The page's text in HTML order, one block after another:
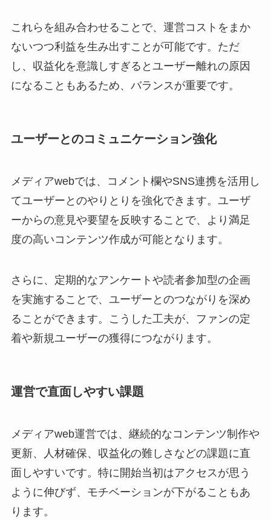
これらを組み合わせることで、運営コストをまか
ないつつ利益を生み出すことが可能です。ただ
し、収益化を意識しすぎるとユーザー離れの原因
になることもあるため、バランスが重要です。
ユーザーとのコミュニケーション強化
メディアwebでは、コメント欄やSNS連携を活用し
てユーザーとのやりとりを強化できます。ユーザ
ーからの意見や要望を反映することで、より満足
度の高いコンテンツ作成が可能となります。
さらに、定期的なアンケートや読者参加型の企画
を実施することで、ユーザーとのつながりを深め
ることができます。こうした工夫が、ファンの定
着や新規ユーザーの獲得につながります。
運営で直面しやすい課題
メディアweb運営では、継続的なコンテンツ制作や
更新、人材確保、収益化の難しさなどの課題に直
面しやすいです。特に開始当初はアクセスが思う
ように伸びず、モチベーションが下がることもあ
ります。